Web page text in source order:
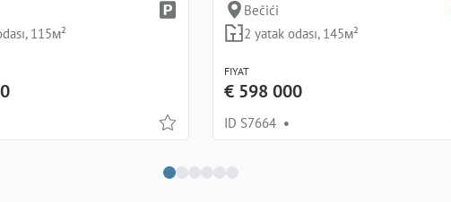
115м²
Bečići
2 yatak odası, 145м²
FIYAT
€ 598 000
ID S7664 •